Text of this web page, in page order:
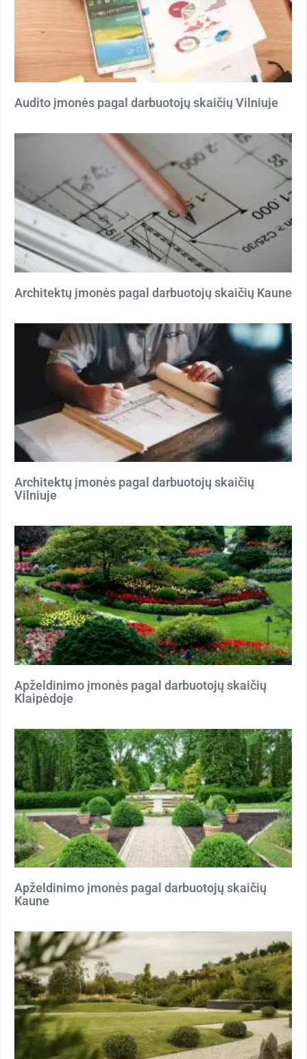
Audito įmonės pagal darbuotojų skaičių Vilniuje
Architektų įmonės pagal darbuotojų skaičių Kaune
Architektų įmonės pagal darbuotojų skaičių
Vilniuje
Apželdinimo įmonės pagal darbuotojų skaičių
Klaipėdoje
Apželdinimo įmonės pagal darbuotojų skaičių
Kaune